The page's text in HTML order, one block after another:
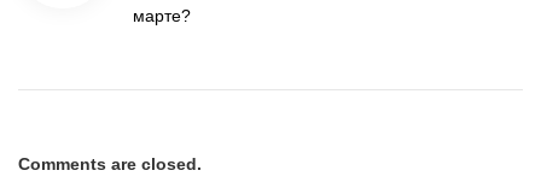
марте?
Comments are closed.